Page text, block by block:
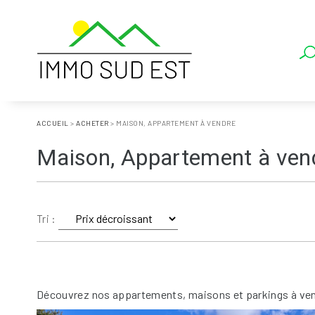
ACCUEIL > ACHETER > MAISON, APPARTEMENT À VENDRE
Maison, Appartement à
Tri :
Découvrez nos appartements, maisons et parkings à